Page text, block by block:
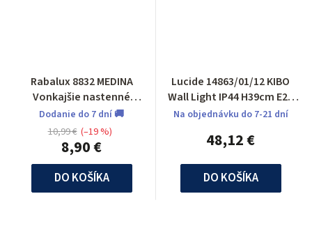
Rabalux 8832 MEDINA
Vonkajšie nastenné
svietidlo
Dodanie do 7 dní 🚚
8,90 €
10,99 € (–19 %)
DO KOŠÍKA
Lucide 14863/01/12 KIBO
Wall Light IP44 H39cm E27
Satin Chrome
Na objednávku do 7-21 dní
48,12 €
DO KOŠÍKA